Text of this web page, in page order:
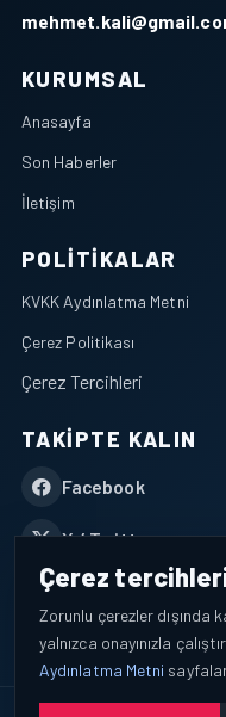
KURUMSAL
Anasayfa
Son Haberler
İletişim
POLITIKALAR
KVKK Aydınlatma Metni
Çerez Politikası
Çerez Tercihleri
TAKIPTE KALIN
Facebook
X / Twitter
YouTube
WhatsApp
Çerez
Zorunlu çerezler dışında
yalnızca onayınızla
Aydınlatma Metni